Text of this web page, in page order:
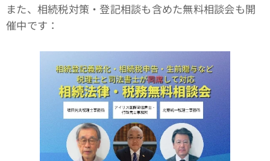
また、相続税対策・登記相談も含めた無料相談会も開
催中です：